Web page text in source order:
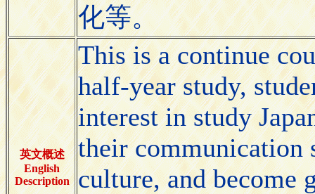
化等。
英文概述
English
Description
This is a continue
half-year study,
interest in study
their communication
culture, and become